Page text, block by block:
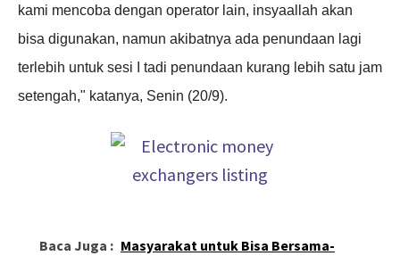
kami mencoba dengan operator lain, insyaallah akan
bisa digunakan, namun akibatnya ada penundaan lagi
terlebih untuk sesi I tadi penundaan kurang lebih satu jam
setengah," katanya, Senin (20/9).
Baca Juga : Masyarakat untuk Bisa Bersama-